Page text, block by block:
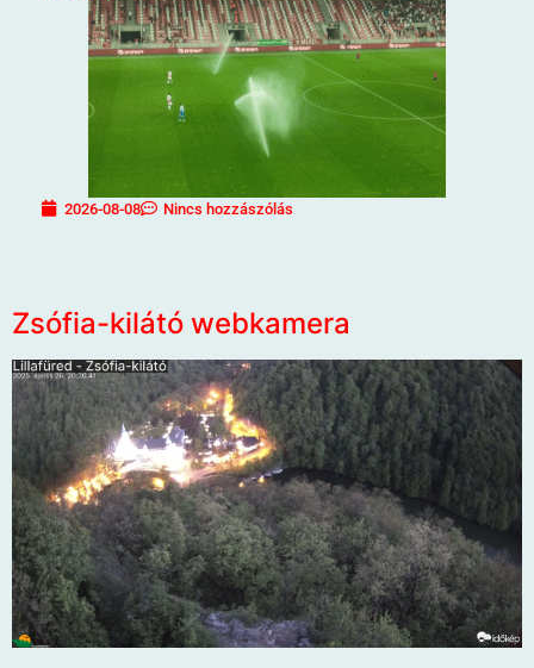
2026-08-08 Nincs hozzászólás
Zsófia-kilátó webkamera